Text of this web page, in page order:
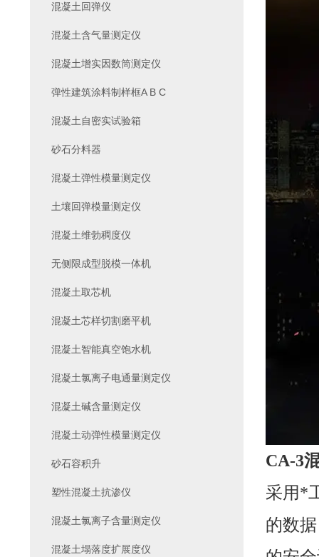
CA-3
采用*
的数
混凝土回弹仪
混凝土含气量测定仪
混凝土增实因数筒测定仪
弹性建筑涂料制样框A B C
混凝土自密实试验箱
砂石分料器
混凝土弹性模量测定仪
土壤回弹模量测定仪
混凝土维勃稠度仪
无侧限成型脱模一体机
混凝土取芯机
混凝土芯样切割磨平机
混凝土智能真空饱水机
混凝土氯离子电通量测定仪
混凝土碱含量测定仪
混凝土动弹性模量测定仪
砂石容积升
塑性混凝土抗渗仪
混凝土氯离子含量测定仪
混凝土塌落度扩展度仪